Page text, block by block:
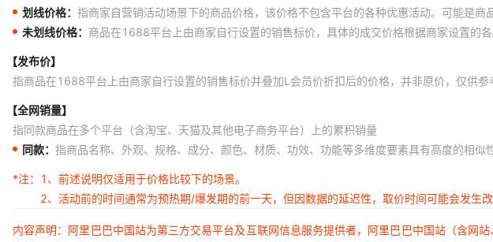
划线价格： 指商家自营销活动场景下的商品价格，该价格不包含平台的各种优惠活动。可能是
未划线价格： 商品在1688平台上由商家自行设置的销售标价，具体的成交价格根据商家设置的
【发布价】
指商品在1688平台上由商家自行设置的销售标价并叠加L会员价折扣后的价格，并非原价，仅供参
【全网销量】
指同款商品在多个平台（含淘宝、天猫及其他电子商务平台）上的累积销量
同款： 指商品名称、外观、规格、成分、颜色、材质、功效、功能等多维度要素具有高度的相似
*注：
1、前述说明仅适用于价格比较下的场景。
2、活动前的时间通常为预热期/爆发期的前一天，但因数据的延迟性，取价时间可能会发生
内容声明：阿里巴巴中国站为第三方交易平台及互联网信息服务提供者，阿里巴巴中国站（含